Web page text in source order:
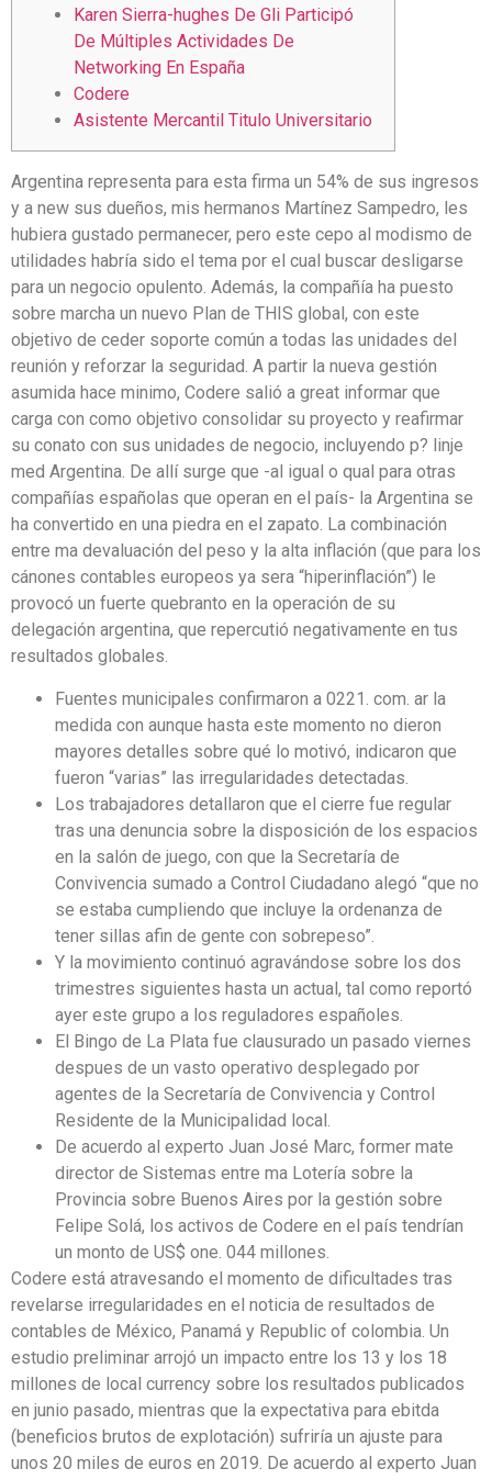
Karen Sierra-hughes De Gli Participó
De Múltiples Actividades De
Networking En España
Codere
Asistente Mercantil Titulo Universitario
Argentina representa para esta firma un 54% de sus ingresos
y a new sus dueños, mis hermanos Martínez Sampedro, les
hubiera gustado permanecer, pero este cepo al modismo de
utilidades habría sido el tema por el cual buscar desligarse
para un negocio opulento. Además, la compañía ha puesto
sobre marcha un nuevo Plan de THIS global, con este
objetivo de ceder soporte común a todas las unidades del
reunión y reforzar la seguridad. A partir la nueva gestión
asumida hace minimo, Codere salió a great informar que
carga con como objetivo consolidar su proyecto y reafirmar
su conato con sus unidades de negocio, incluyendo p? linje
med Argentina. De allí surge que -al igual o qual para otras
compañías españolas que operan en el país- la Argentina se
ha convertido en una piedra en el zapato. La combinación
entre ma devaluación del peso y la alta inflación (que para los
cánones contables europeos ya sera “hiperinflación”) le
provocó un fuerte quebranto en la operación de su
delegación argentina, que repercutió negativamente en tus
resultados globales.
Fuentes municipales confirmaron a 0221. com. ar la
medida con aunque hasta este momento no dieron
mayores detalles sobre qué lo motivó, indicaron que
fueron “varias” las irregularidades detectadas.
Los trabajadores detallaron que el cierre fue regular
tras una denuncia sobre la disposición de los espacios
en la salón de juego, con que la Secretaría de
Convivencia sumado a Control Ciudadano alegó “que no
se estaba cumpliendo que incluye la ordenanza de
tener sillas afin de gente con sobrepeso”.
Y la movimiento continuó agravándose sobre los dos
trimestres siguientes hasta un actual, tal como reportó
ayer este grupo a los reguladores españoles.
El Bingo de La Plata fue clausurado un pasado viernes
despues de un vasto operativo desplegado por
agentes de la Secretaría de Convivencia y Control
Residente de la Municipalidad local.
De acuerdo al experto Juan José Marc, former mate
director de Sistemas entre ma Lotería sobre la
Provincia sobre Buenos Aires por la gestión sobre
Felipe Solá, los activos de Codere en el país tendrían
un monto de US$ one. 044 millones.
Codere está atravesando el momento de dificultades tras
revelarse irregularidades en el noticia de resultados de
contables de México, Panamá y Republic of colombia. Un
estudio preliminar arrojó un impacto entre los 13 y los 18
millones de local currency sobre los resultados publicados
en junio pasado, mientras que la expectativa para ebitda
(beneficios brutos de explotación) sufriría un ajuste para
unos 20 miles de euros en 2019. De acuerdo al experto Juan